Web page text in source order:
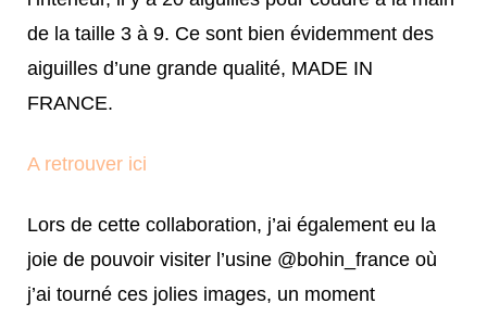
de la taille 3 à 9. Ce sont bien évidemment des
aiguilles d’une grande qualité, MADE IN
FRANCE.
A retrouver ici
Lors de cette collaboration, j’ai également eu la
joie de pouvoir visiter l’usine @bohin_france où
j’ai tourné ces jolies images, un moment